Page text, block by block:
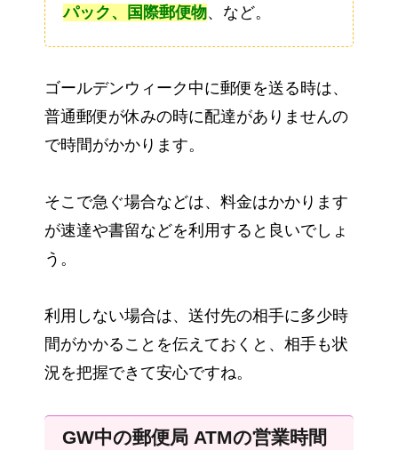
パック、国際郵便物、など。
ゴールデンウィーク中に郵便を送る時は、
普通郵便が休みの時に配達がありませんの
で時間がかかります。
そこで急ぐ場合などは、料金はかかります
が速達や書留などを利用すると良いでしょ
う。
利用しない場合は、送付先の相手に多少時
間がかかることを伝えておくと、相手も状
況を把握できて安心ですね。
GW中の郵便局 ATMの営業時間